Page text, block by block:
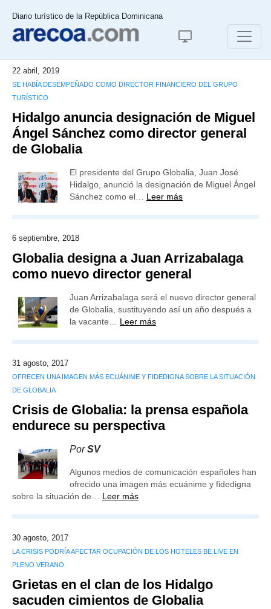
Diario turístico de la República Dominicana
22 abril, 2019
SE HABÍA DESEMPEÑADO COMO DIRECTOR FINANCIERO DEL GRUPO
TURÍSTICO
Hidalgo anuncia designación de Miguel
Ángel Sánchez como director general
de Globalia
El presidente del Grupo Globalia, Juan José
Hidalgo, anunció la designación de Miguel Ángel
Sánchez como el… Leer más
6 septiembre, 2018
Globalia designa a Juan Arrizabalaga
como nuevo director general
Juan Arrizabalaga será el nuevo director general
de Globalia, sustituyendo así un año después a
la vacante… Leer más
31 agosto, 2017
OFRECEN UNA IMAGEN MÁS ECUÁNIME Y FIDEDIGNA SOBRE LA SITUACIÓN
DE GLOBALIA
Crisis de Globalia: la prensa española
endurece su perspectiva
PorSV
Algunos medios de comunicación españoles han
ofrecido una imagen más ecuánime y fidedigna
sobre la situación de… Leer más
30 agosto, 2017
LA CRISIS PODRÍA AFECTAR OCUPACIÓN DE LOS HOTELES BE LIVE EN
PLENO VERANO
Grietas en el clan de los Hidalgo
sacuden cimientos de Globalia